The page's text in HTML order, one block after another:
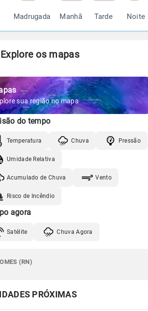
Madrugada Manhã Tarde Noite
Explore os mapas
sua região no mapa
do tempo
Temperatura Chuva Pressão
Umidade Relativa
Acumulado de Chuva Vento
Risco de Incêndio
agora
Satélite Chuva Agora
(RN)
PRÓXIMAS